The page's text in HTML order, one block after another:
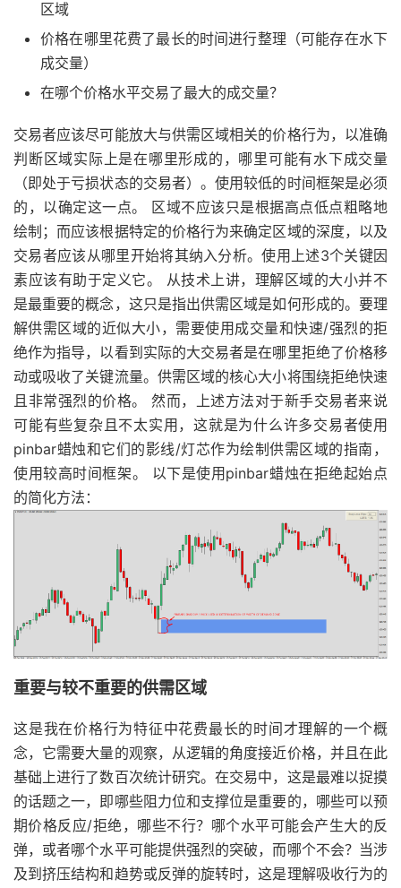
区域
价格在哪里花费了最长的时间进行整理（可能存在水下
成交量）
在哪个价格水平交易了最大的成交量？
交易者应该尽可能放大与供需区域相关的价格行为，以准确
判断区域实际上是在哪里形成的，哪里可能有水下成交量
（即处于亏损状态的交易者）。使用较低的时间框架是必须
的，以确定这一点。 区域不应该只是根据高点低点粗略地
绘制；而应该根据特定的价格行为来确定区域的深度，以及
交易者应该从哪里开始将其纳入分析。使用上述3个关键因
素应该有助于定义它。 从技术上讲，理解区域的大小并不
是最重要的概念，这只是指出供需区域是如何形成的。要理
解供需区域的近似大小，需要使用成交量和快速/强烈的拒
绝作为指导，以看到实际的大交易者是在哪里拒绝了价格移
动或吸收了关键流量。供需区域的核心大小将围绕拒绝快速
且非常强烈的价格。 然而，上述方法对于新手交易者来说
可能有些复杂且不太实用，这就是为什么许多交易者使用
pinbar蜡烛和它们的影线/灯芯作为绘制供需区域的指南，
使用较高时间框架。 以下是使用pinbar蜡烛在拒绝起始点
的简化方法：
重要与较不重要的供需区域
这是我在价格行为特征中花费最长的时间才理解的一个概
念，它需要大量的观察，从逻辑的角度接近价格，并且在此
基础上进行了数百次统计研究。在交易中，这是最难以捉摸
的话题之一，即哪些阻力位和支撑位是重要的，哪些可以预
期价格反应/拒绝，哪些不行？哪个水平可能会产生大的反
弹，或者哪个水平可能提供强烈的突破，而哪个不会？当涉
及到挤压结构和趋势或反弹的旋转时，这是理解吸收行为的